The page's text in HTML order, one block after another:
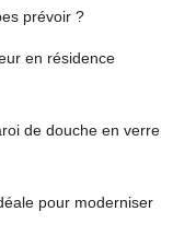
prévoir ?
en résidence
de douche en verre
pour moderniser